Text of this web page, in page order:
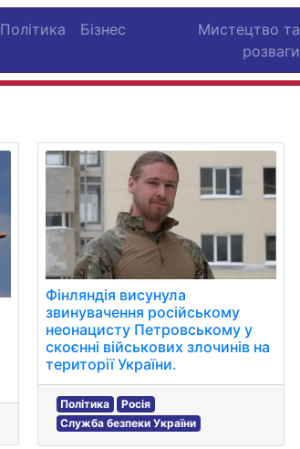
Політика Бізнес
Мистецтво та
розваги
Фінляндія висунула
звинувачення російському
неонацисту Петровському у
скоєнні військових злочинів на
території України.
Політика
Росія
Служба безпеки України